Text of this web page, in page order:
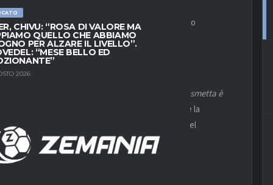
CHIVU: “ROSA DI VALORE MA
QUELLO CHE ABBIAMO
PER ALZARE IL LIVELLO”.
“MESE BELLO ED
2026
presentato alterazioni cardiache e ha perso
e risonanza magnetica. Le sue condizioni sono
“La probabilità che smetta è
, puntano a tutelare la
Il club valuta una risoluzione amichevole del